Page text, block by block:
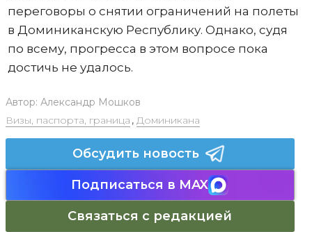
переговоры о снятии ограничений на полеты
в Доминиканскую Республику. Однако, судя
по всему, прогресса в этом вопросе пока
достичь не удалось.
Автор: Александр Мошков
Визы, паспорта, граница , Доминикана
Обсудить новость
Подписаться в MAX
Связаться с редакцией